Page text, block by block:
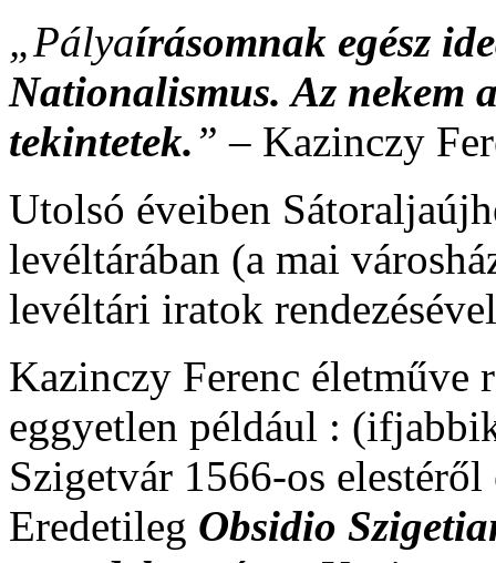
„Pályaírásomnak egész
Nationalismus. Az nekem
tekintetek.” – Kazinczy
Utolsó éveiben
levéltárában (a mai
levéltári iratok
Kazinczy Ferenc életműve
eggyetlen például :
Szigetvár 1566-os
Eredetileg Obsidio